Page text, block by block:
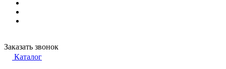
Заказать звонок
Каталог